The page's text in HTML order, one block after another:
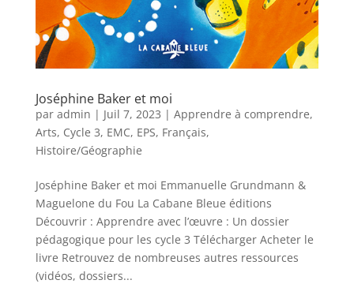
Joséphine Baker et moi
par admin | Juil 7, 2023 | Apprendre à comprendre,
Arts, Cycle 3, EMC, EPS, Français,
Histoire/Géographie
Joséphine Baker et moi Emmanuelle Grundmann &
Maguelone du Fou La Cabane Bleue éditions
Découvrir : Apprendre avec l’œuvre : Un dossier
pédagogique pour les cycle 3 Télécharger Acheter le
livre Retrouvez de nombreuses autres ressources
(vidéos, dossiers...